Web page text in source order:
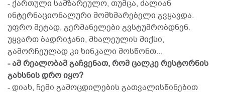
- ქართული სამზარეულო, თუმცა, ძალიან
ინტერნაციონალური მომხმარებელი გვყავდა.
უფრო მეტად, გერმანელები გვსტუმრობდნენ.
უყვართ ბადრიჯანი, მხალეულის მიქსი,
გამორჩეულად კი ხინკალი მოსწონთ...
- ამ რეალობამ გაჩვენათ, რომ ცალკე რესტორნის
გახსნის დრო იყო?
- დიახ, ჩემი გამოცდილების გათვალისწინებით